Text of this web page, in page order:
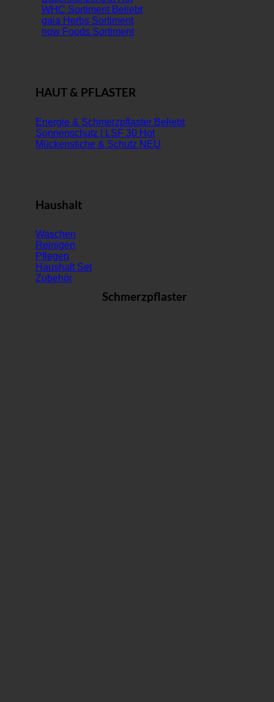
WHC Sortiment
gaia Herbs Sortiment
now Foods Sortiment
HAUT & PFLASTER
Energie & Schmerzpflaster
Sonnenschutz | LSF 30
Mückenstiche & Schutz
Haushalt
Waschen
Reinigen
Pflegen
Haushalt Set
Zubehör
Schmerzpflaster